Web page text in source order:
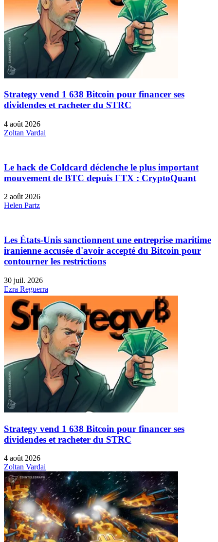
Strategy vend 1 638 Bitcoin pour financer ses
dividendes et racheter du STRC
4 août 2026
Zoltan Vardai
Le hack de Coldcard déclenche le plus important
mouvement de BTC depuis FTX : CryptoQuant
2 août 2026
Helen Partz
Les États-Unis sanctionnent une entreprise maritime
iranienne accusée d'avoir accepté du Bitcoin pour
contourner les restrictions
30 juil. 2026
Ezra Reguerra
Strategy vend 1 638 Bitcoin pour financer ses
dividendes et racheter du STRC
4 août 2026
Zoltan Vardai